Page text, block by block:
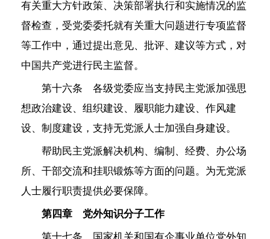
有关重大方针政策、决策部署执行和实施情况的监
督检查，受党委委托就有关重大问题进行专项监督
等工作中，通过提出意见、批评、建议等方式，对
中国共产党进行民主监督。
第十六条 各级党委应当支持民主党派加强思
想政治建设、组织建设、履职能力建设、作风建
设、制度建设，支持无党派人士加强自身建设。
帮助民主党派解决机构、编制、经费、办公场
所、干部交流和挂职锻炼等方面的问题。为无党派
人士履行职责提供必要保障。
第四章 党外知识分子工作